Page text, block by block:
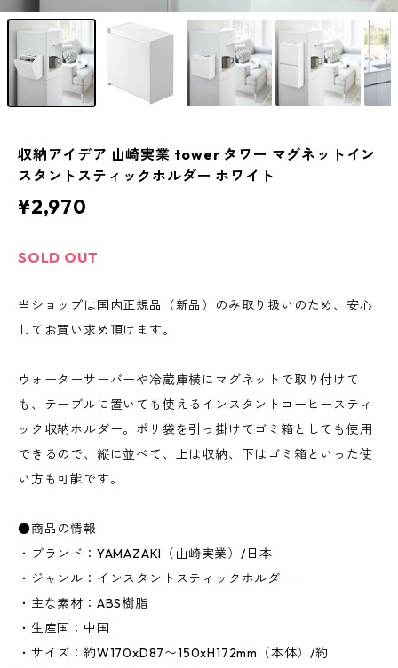
収納アイデア 山崎実業 tower タワー マグネットイン
スタントスティックホルダー ホワイト
¥2,970
SOLD OUT
当ショップは国内正規品（新品）のみ取り扱いのため、安心
してお買い求め頂けます。
ウォーターサーバーや冷蔵庫横にマグネットで取り付けて
も、テーブルに置いても使えるインスタントコーヒースティ
ック収納ホルダー。ポリ袋を引っ掛けてゴミ箱としても使用
できるので、縦に並べて、上は収納、下はゴミ箱といった使
い方も可能です。
●商品の情報
・ブランド：YAMAZAKI（山崎実業）/日本
・ジャンル：インスタントスティックホルダー
・主な素材：ABS樹脂
・生産国：中国
・サイズ：約W170xD87〜150xH172mm（本体）/約